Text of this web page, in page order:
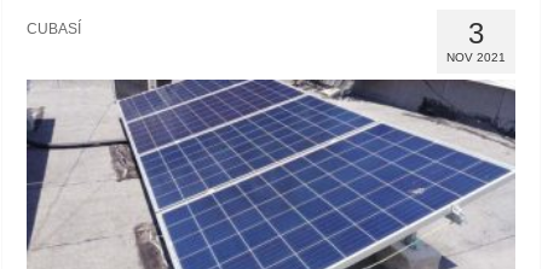
3
NOV 2021
CUBASÍ